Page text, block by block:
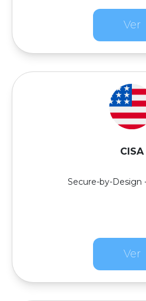
Ver
CISA
Secure-by-Design
Ver